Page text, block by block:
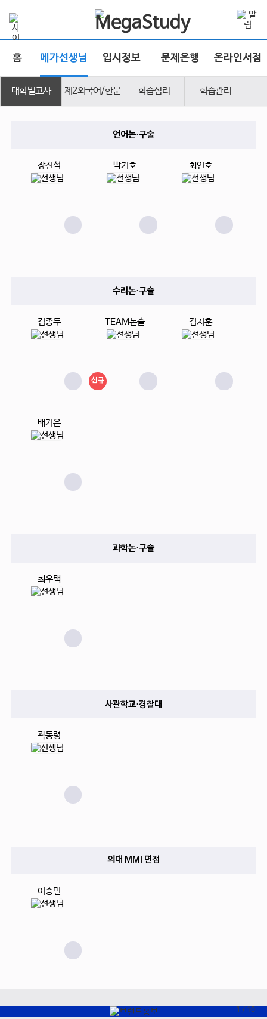
홈 메가선생님 입시정보 문제은행 온라인서점
대학별고사 제2외국어/한문 학습심리 학습관리
언어논·구술
장진석 박기호 최인호
수리논·구술
김종두 TEAM논술
신규
김지훈
배기은
과학논·구술
최우택
사관학교·경찰대
곽동령
의대 MMI 면접
이승민
1 / 10